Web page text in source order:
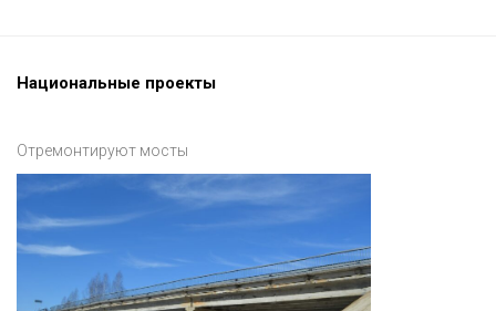
Национальные проекты
Отремонтируют мосты